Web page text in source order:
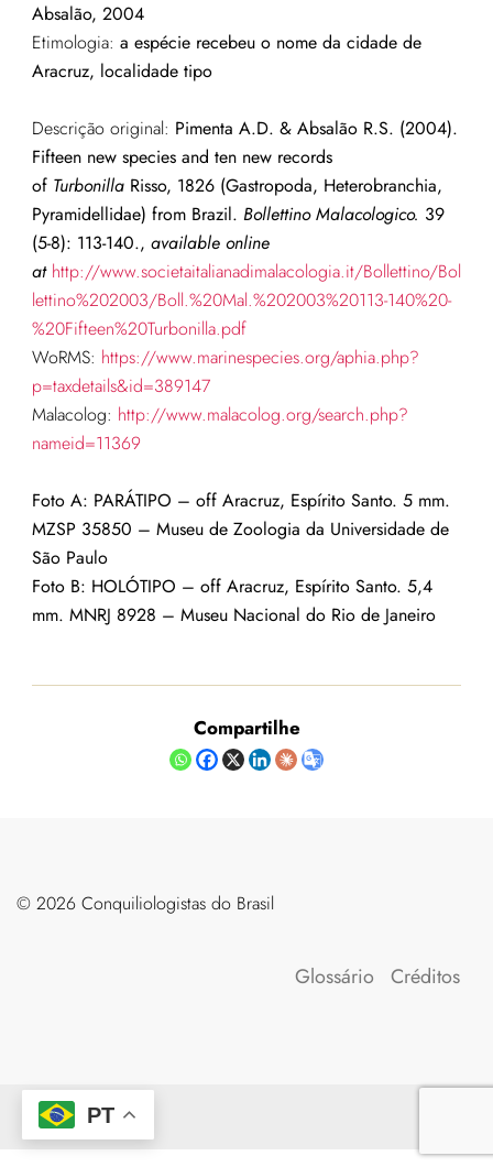
Absalão, 2004
Etimologia: a espécie recebeu o nome da cidade de
Aracruz, localidade tipo
Descrição original: Pimenta A.D. & Absalão R.S. (2004).
Fifteen new species and ten new records
of TurbonillaRisso, 1826 (Gastropoda, Heterobranchia,
Pyramidellidae) from Brazil. Bollettino Malacologico. 39
(5-8): 113-140., available online
at http://www.societaitalianadimalacologia.it/Bollettino/Bol
lettino%202003/Boll.%20Mal.%202003%20113-140%20-
%20Fifteen%20Turbonilla.pdf
WoRMS: https://www.marinespecies.org/aphia.php?
p=taxdetails&id=389147
Malacolog: http://www.malacolog.org/search.php?
nameid=11369
Foto A: PARÁTIPO – off Aracruz, Espírito Santo. 5 mm.
MZSP 35850 – Museu de Zoologia da Universidade de
São Paulo
Foto B: HOLÓTIPO – off Aracruz, Espírito Santo. 5,4
mm. MNRJ 8928 – Museu Nacional do Rio de Janeiro
Compartilhe
©️ 2026 Conquiliologistas do Brasil
Glossário Créditos
PT